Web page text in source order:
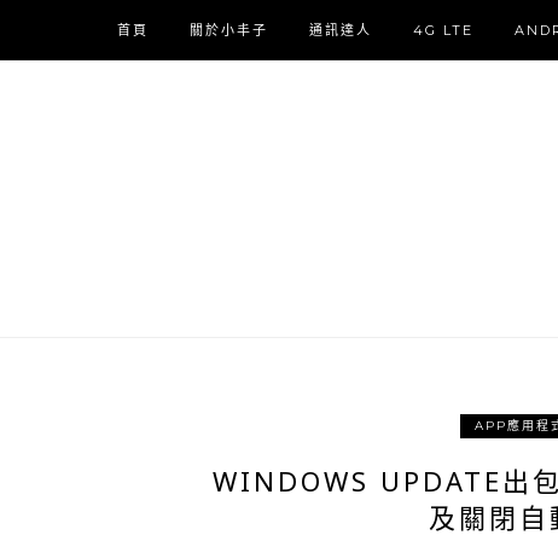
首頁 關於小丰子 通訊達人 4G LTE
APP應用程
WINDOWS UPDATE出
及關閉自